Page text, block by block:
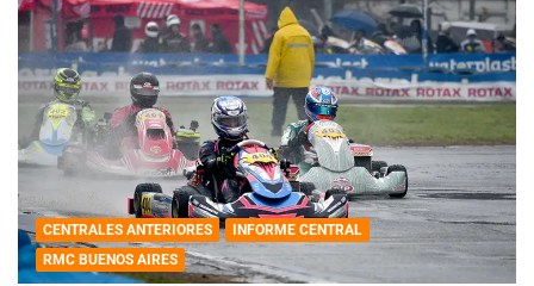
CENTRALES ANTERIORES
INFORME CENTRAL
RMC BUENOS AIRES